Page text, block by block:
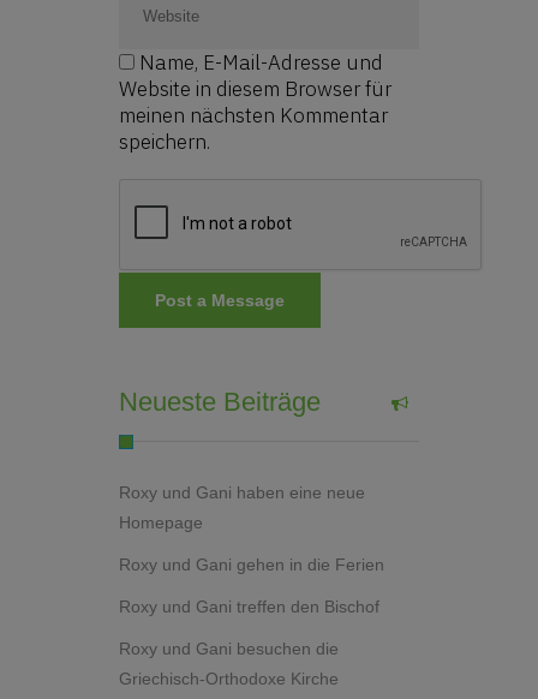
Name, E-Mail-Adresse und
Website in diesem Browser für
meinen nächsten Kommentar
speichern.
Neueste Beiträge
Roxy und Gani haben eine neue
Homepage
Roxy und Gani gehen in die Ferien
Roxy und Gani treffen den Bischof
Roxy und Gani besuchen die
Griechisch-Orthodoxe Kirche